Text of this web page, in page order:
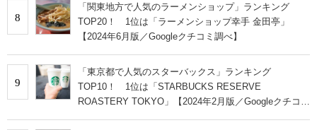
8
「関東地方で人気のラーメンショップ」ランキング
TOP20！ 1位は「ラーメンショップ幸手 金田亭」
【2024年6月版／Googleクチコミ調べ】
9
「東京都で人気のスターバックス」ランキング
TOP10！ 1位は「STARBUCKS RESERVE
ROASTERY TOKYO」【2024年2月版／Googleクチコミ